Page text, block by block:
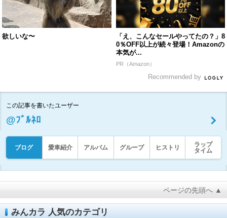
欲しいな〜
「え、こんなセールやってたの？」8
0％OFF以上が続々登場！Amazonの
本気が...
PR（Amazon）
Recommended by
この記事を書いたユーザー
@ﾌﾞﾙﾈﾛ
ブログ 愛車紹介 アルバム グループ ヒストリ
ラップ
タイム
ページの先頭へ ▲
みんカラ 人気のカテゴリ